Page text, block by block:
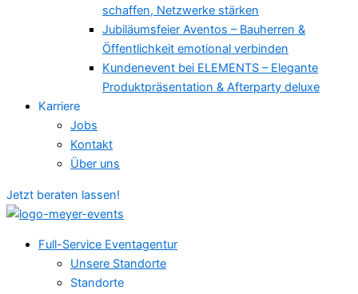
schaffen, Netzwerke stärken
Jubiläumsfeier Aventos – Bauherren &
Öffentlichkeit emotional verbinden
Kundenevent bei ELEMENTS – Elegante
Produktpräsentation & Afterparty deluxe
Karriere
Jobs
Kontakt
Über uns
Jetzt beraten lassen!
Full-Service Eventagentur
Unsere Standorte
Standorte